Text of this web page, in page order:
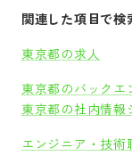
関連した項目で検
東京都の求人
東京都のバックエ
東京都の社内情報
エンジニア・技術